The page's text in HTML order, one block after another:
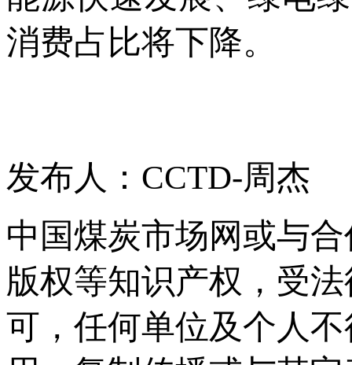
消费占比将下降。
发布人：CCTD-周杰
中国煤炭市场网或与
版权等知识产权，受
可，任何单位及个人